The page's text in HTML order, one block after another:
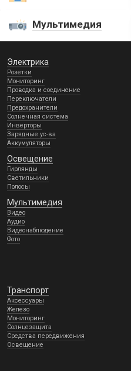
Мультимедия
Электрика
Розетки
Мониторинг
Проводка и соединение
Переключатели
Предохранители
Солнечная система
Инверторы
Зарядные ус-ва
Аккумуляторы
Освещение
Гирлянды
Светильники
Полосы
Мультимедия
Видео
Аудио
Видеонаблюдение
Фото
Транспорт
Аксессуары
Железо
Мониторинг
Солнцезащита
Средства передвижения
Освещение